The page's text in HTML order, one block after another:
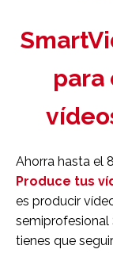
para
Ahorra hasta el
Produce tus
es producir
semiprofesional
tienes que